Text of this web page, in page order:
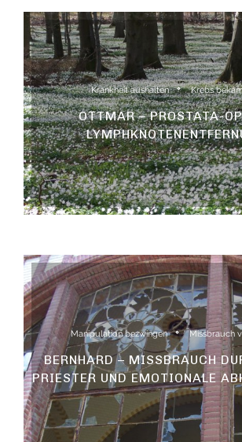
Krankheit aushalten Krebs
OTTMAR – PROSTATA-
Manipulation bezwingen Missbrauch
BERNHARD – MISSBRAUCH
PRIESTER UND EMOTIONALE